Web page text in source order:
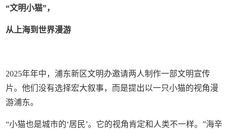
“文明小猫”，
从上海到世界漫游
2025年年中，浦东新区文明办邀请两人制作一部文明宣传
片。他们没有选择宏大叙事，而是提出以一只小猫的视角漫
游浦东。
“小猫也是城市的‘居民’。它的视角肯定和人类不一样。”海辛